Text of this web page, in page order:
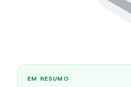
EM RESUMO